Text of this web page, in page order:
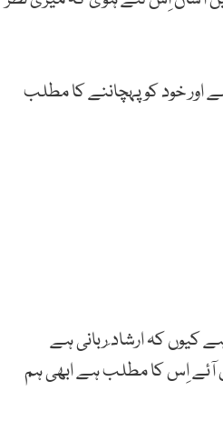
اور خود کو پہچاننے کا مطلب
کہ ارشاد ِربانی ہے
آئے اِس کا مطلب ہے ابھی ہم